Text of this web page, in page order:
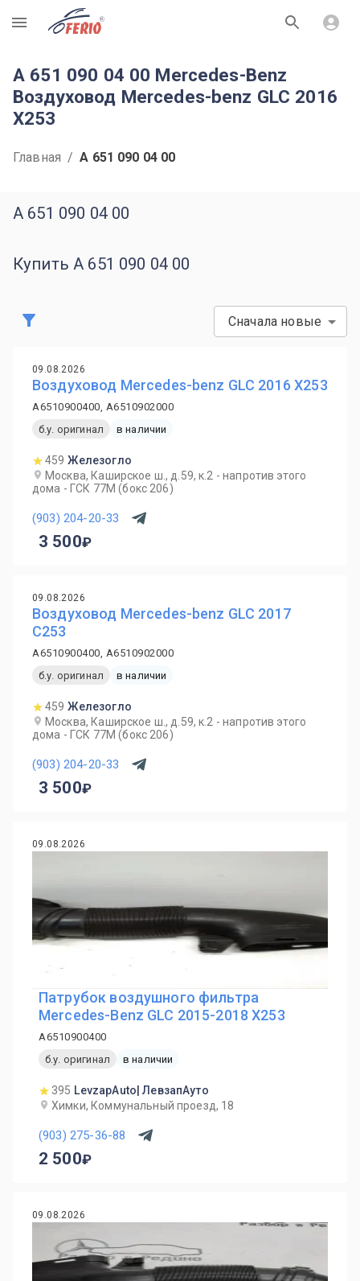
R
A 651 090 04 00 Mercedes-Benz
Воздуховод Mercedes-benz GLC 2016
X253
Главная / A 651 090 04 00
A 651 090 04 00
Купить A 651 090 04 00
Сначала новые
09.08.2026
Воздуховод Mercedes-benz GLC 2016 X253
A6510900400, A6510902000
б.у. оригинал
в наличии
459 Железогло
Москва, Каширское ш., д.59, к.2 - напротив этого
дома - ГСК 77М (бокс 206)
(903) 204-20-33
3 500
09.08.2026
Воздуховод Mercedes-benz GLC 2017
C253
A6510900400, A6510902000
б.у. оригинал
в наличии
459 Железогло
Москва, Каширское ш., д.59, к.2 - напротив этого
дома - ГСК 77М (бокс 206)
(903) 204-20-33
3 500
09.08.2026
Патрубок воздушного фильтра
Mercedes-Benz GLC 2015-2018 X253
A6510900400
б.у. оригинал
в наличии
395 LevzapAuto| ЛевзапАуто
Химки, Коммунальный проезд, 18
(903) 275-36-88
2 500
09.08.2026